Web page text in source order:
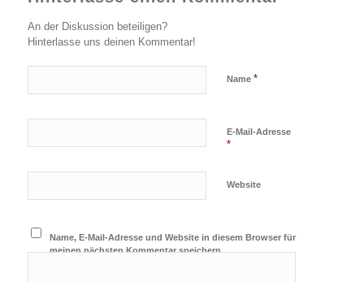
An der Diskussion beteiligen?
Hinterlasse uns deinen Kommentar!
Name *
E-Mail-Adresse
*
Website
Name, E-Mail-Adresse und Website in diesem Browser für
meinen nächsten Kommentar speichern.